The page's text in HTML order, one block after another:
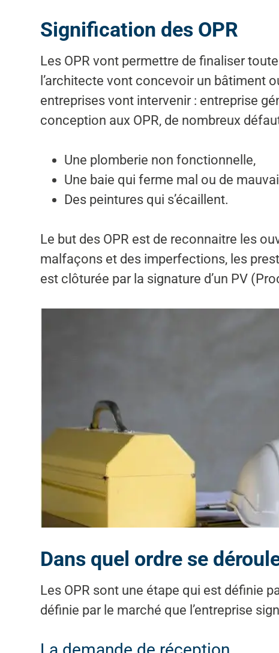
Signification des OPR
Les OPR vont permettre de finaliser
l’architecte vont concevoir un bâtiment
entreprises vont intervenir : entreprise
conception aux OPR, de nombreux
Une plomberie non fonctionnelle,
Une baie qui ferme mal ou de
Des peintures qui s’écaillent.
Le but des OPR est de reconnaitre les
malfaçons et des imperfections, les
est clôturée par la signature d’un PV
Dans quel ordre se
Les OPR sont une étape qui est définie
définie par le marché que l’entreprise